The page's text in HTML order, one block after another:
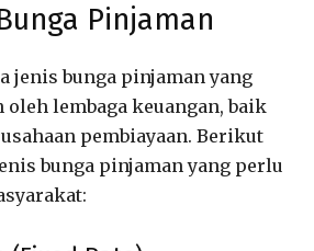
Pinjaman
jenis bunga pinjaman yang
lembaga keuangan, baik
pembiayaan. Berikut
bunga pinjaman yang perlu